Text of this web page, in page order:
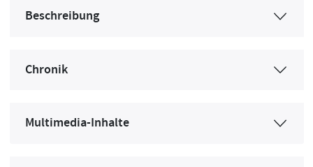
Beschreibung
Chronik
Multimedia-Inhalte